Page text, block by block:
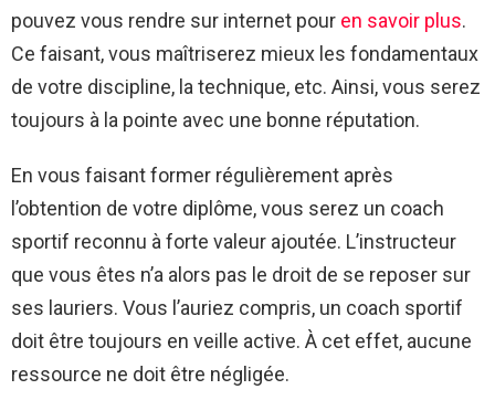
pouvez vous rendre sur internet pour en savoir plus.
Ce faisant, vous maîtriserez mieux les fondamentaux
de votre discipline, la technique, etc. Ainsi, vous serez
toujours à la pointe avec une bonne réputation.
En vous faisant former régulièrement après
l’obtention de votre diplôme, vous serez un coach
sportif reconnu à forte valeur ajoutée. L’instructeur
que vous êtes n’a alors pas le droit de se reposer sur
ses lauriers. Vous l’auriez compris, un coach sportif
doit être toujours en veille active. À cet effet, aucune
ressource ne doit être négligée.